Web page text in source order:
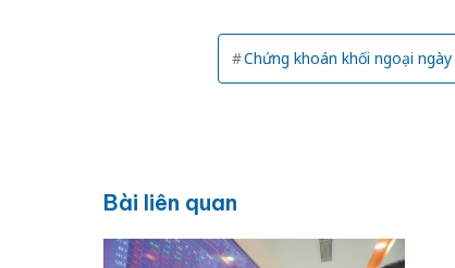
Chứng khoán khối ngoại
Bài liên quan